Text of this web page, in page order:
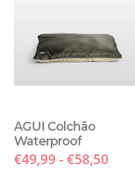
AGUI Colchão
Waterproof
€49,99 - €58,50